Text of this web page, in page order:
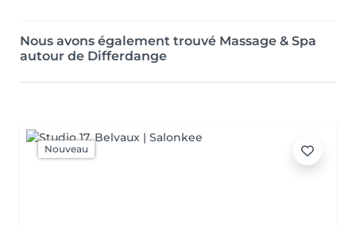
Nous avons également trouvé Massage & Spa
autour de Differdange
Nouveau